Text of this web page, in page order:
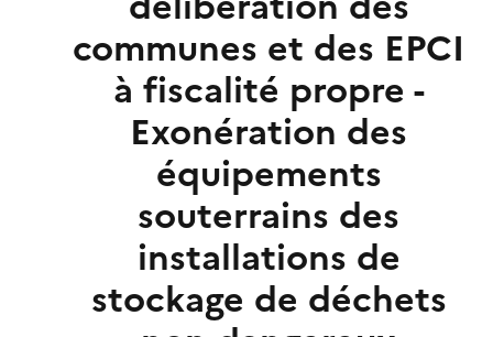
communes et des EPCI
à fiscalité propre -
Exonération des
équipements
souterrains des
installations de
stockage de déchets